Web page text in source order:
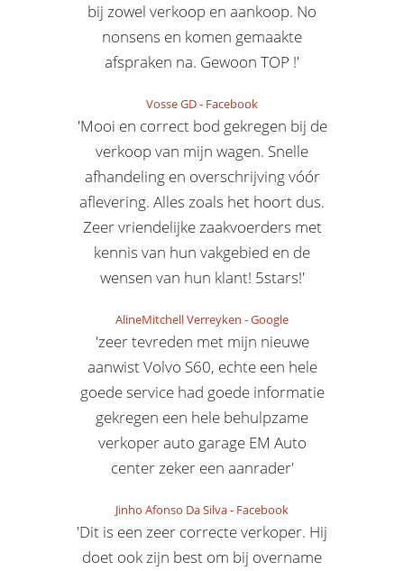
bij zowel verkoop en aankoop. No
nonsens en komen gemaakte
afspraken na. Gewoon TOP !'
Vosse GD- Facebook
'Mooi en correct bod gekregen bij de
verkoop van mijn wagen. Snelle
afhandeling en overschrijving vóór
aflevering. Alles zoals het hoort dus.
Zeer vriendelijke zaakvoerders met
kennis van hun vakgebied en de
wensen van hun klant! 5stars!'
AlineMitchell Verreyken -Google
'zeer tevreden met mijn nieuwe
aanwist Volvo S60, echte een hele
goede service had goede informatie
gekregen een hele behulpzame
verkoper auto garage EM Auto
center zeker een aanrader'
Jinho Afonso Da Silva- Facebook
'Dit is een zeer correcte verkoper. Hij
doet ook zijn best om bij overname